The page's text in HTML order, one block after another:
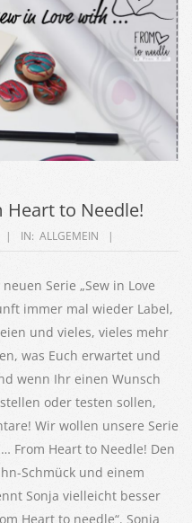
Heart to Needle!
IN: ALLGEMEIN
Serie „Sew in Love
immer mal wieder Label,
und vieles, vieles mehr
was Euch erwartet und
wenn Ihr einen Wunsch
oder testen sollen,
Wir wollen unsere Serie
From Heart to Needle! Den
Schmück und einem
Sonja vielleicht besser
Heart to needle“. Sonja